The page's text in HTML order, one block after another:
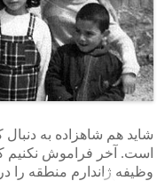
شاید هم شاهزاده به
است. آخر فراموش نکنیم
وظیفه ژاندارم منطقه را